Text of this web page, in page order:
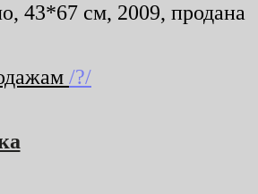
43*67 см, 2009, продана
/?/